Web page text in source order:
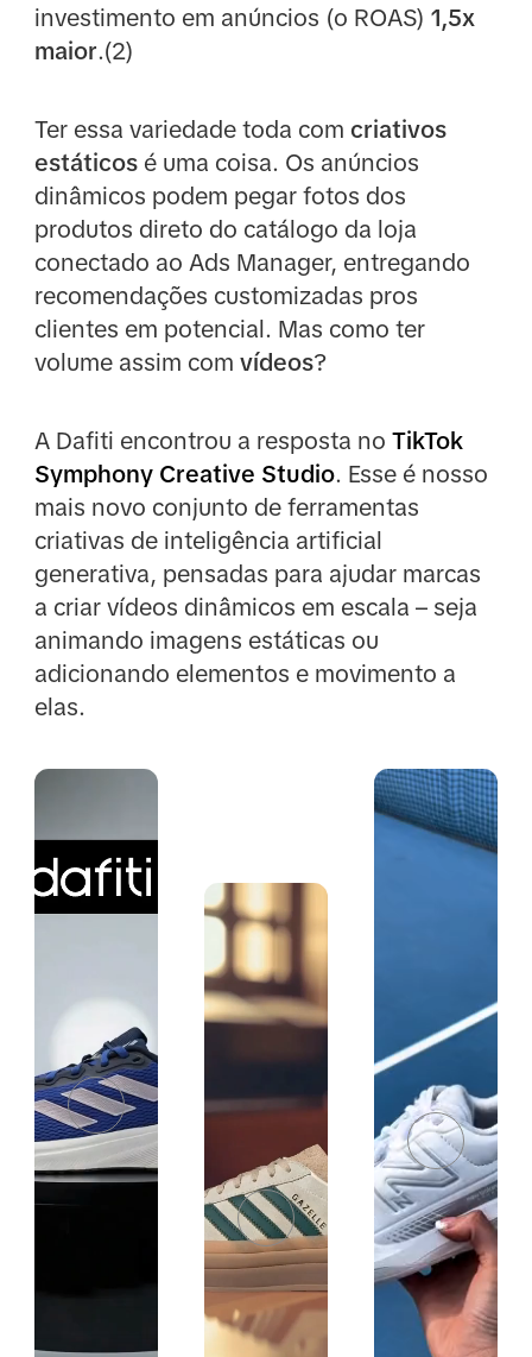
investimento em anúncios (o ROAS) 1,5x
maior.(2)
Ter essa variedade toda com criativos
estáticosé uma coisa. Os anúncios
dinâmicos podem pegar fotos dos
produtos direto do catálogo da loja
conectado ao Ads Manager, entregando
recomendações customizadas pros
clientes em potencial. Mas como ter
volume assim com vídeos?
A Dafiti encontrou a resposta no TikTok
Symphony Creative Studio. Esse é nosso
mais novo conjunto de ferramentas
criativas de inteligência artificial
generativa, pensadas para ajudar marcas
a criar vídeos dinâmicos em escala – seja
animando imagens estáticas ou
adicionando elementos e movimento a
elas.